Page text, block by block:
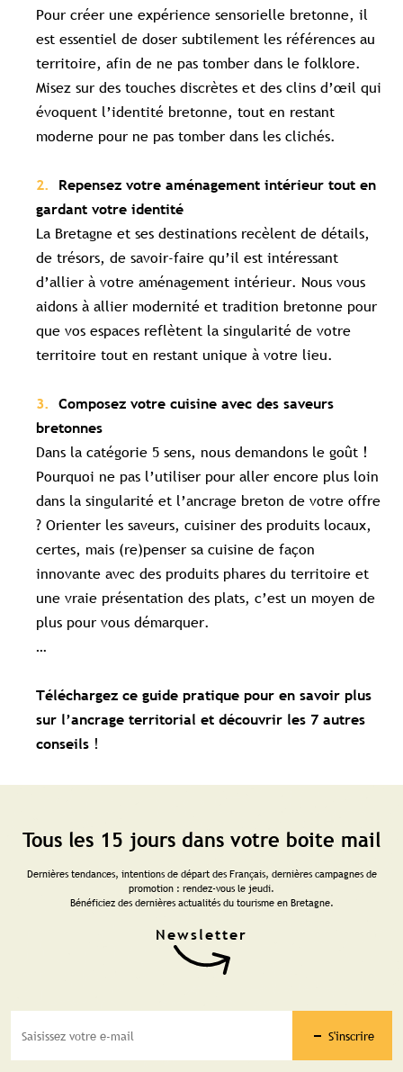
Pour créer une expérience sensorielle bretonne, il
est essentiel de doser subtilement les références au
territoire, afin de ne pas tomber dans le folklore.
Misez sur des touches discrètes et des clins d’œil qui
évoquent l’identité bretonne, tout en restant
moderne pour ne pas tomber dans les clichés.
Repensez votre aménagement intérieur tout en
gardant votre identité
La Bretagne et ses destinations recèlent de détails,
de trésors, de savoir-faire qu’il est intéressant
d’allier à votre aménagement intérieur. Nous vous
aidons à allier modernité et tradition bretonne pour
que vos espaces reflètent la singularité de votre
territoire tout en restant unique à votre lieu.
Composez votre cuisine avec des saveurs
bretonnes
Dans la catégorie 5 sens, nous demandons le goût !
Pourquoi ne pas l’utiliser pour aller encore plus loin
dans la singularité et l’ancrage breton de votre offre
? Orienter les saveurs, cuisiner des produits locaux,
certes, mais (re)penser sa cuisine de façon
innovante avec des produits phares du territoire et
une vraie présentation des plats, c’est un moyen de
plus pour vous démarquer.
…
Téléchargez ce guide pratique pour en savoir plus
sur l’ancrage territorial et découvrir les 7 autres
conseils !
Tous les 15 jours dans votre boite mail
Dernières tendances, intentions de départ des Français, dernières campagnes de
promotion : rendez-vous le jeudi.
Bénéficiez des dernières actualités du tourisme en Bretagne.
S'inscrire